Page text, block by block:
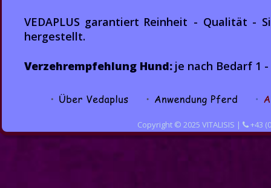
Copyright © 2025 VITALISIS |  +43
VEDAPLUS garantiert Reinheit - Qualität -
hergestellt.
Verzehrempfehlung Hund: je nach Bedarf 1